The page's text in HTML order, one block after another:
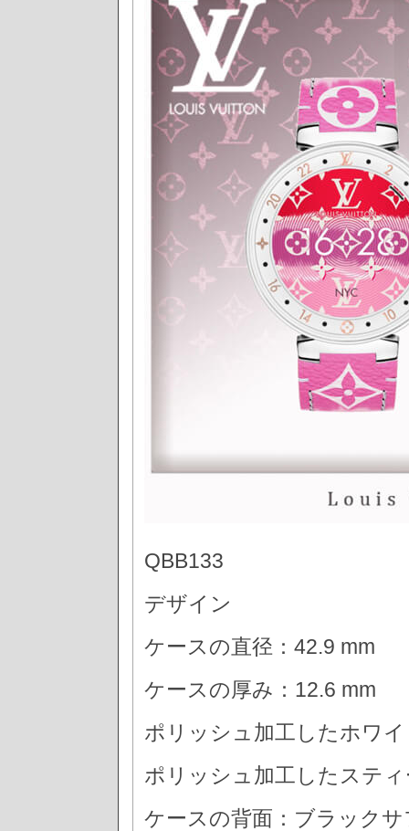
QBB133
デザイン
ケースの直径：42.9 mm
ケースの厚み：12.6 mm
ポリッシュ加工したホワ
ポリッシュ加工したステ
ケースの背面：ブラック